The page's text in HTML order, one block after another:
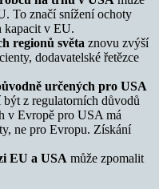
To značí snížení ochoty
kapacit v EU.
regionů světa znovu zvýší
dodavatelské řetězce
určených pro USA
z regulatorních důvodů
v Evropě pro USA má
ne pro Evropu. Získání
EU a USA může zpomalit